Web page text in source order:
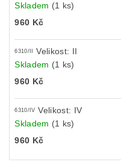
Skladem (1 ks)
960 Kč
6310/II
Velikost: II
Skladem (1 ks)
960 Kč
6310/IV Velikost: IV
Skladem (1 ks)
960 Kč